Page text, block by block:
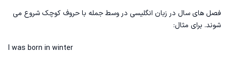
فصل های سال در زبان انگلیسی در وسط جمله با حروف کوچک شروع می
شوند. برای مثال:
I was born in winter